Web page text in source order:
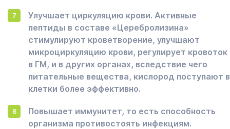
Улучшает циркуляцию крови. Активные
пептиды в составе «Церебролизина»
стимулируют кроветворение, улучшают
микроциркуляцию крови, регулирует кровоток
в ГМ, и в других органах, вследствие чего
питательные вещества, кислород поступают в
клетки более эффективно.
Повышает иммунитет, то есть способность
организма противостоять инфекциям.